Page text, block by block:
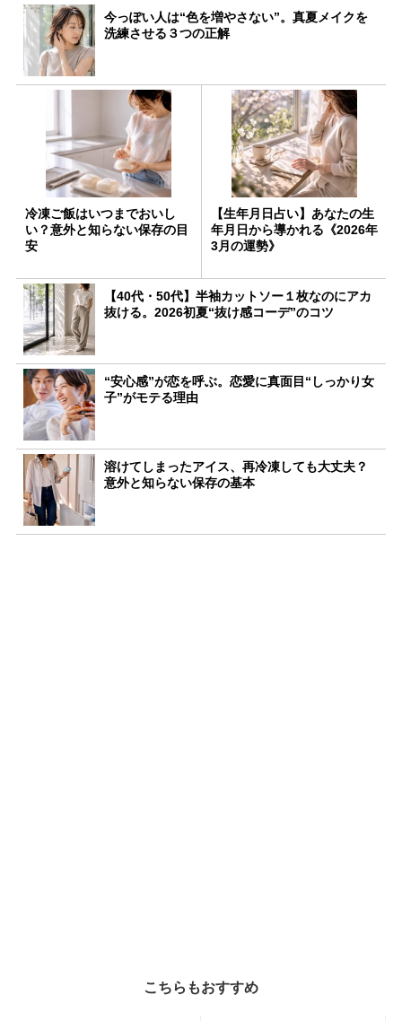
今っぽい人は“色を増やさない”。真夏メイクを
洗練させる３つの正解
冷凍ご飯はいつまでおいし
い？意外と知らない保存の目
安
【生年月日占い】あなたの生
年月日から導かれる《2026年
3月の運勢》
【40代・50代】半袖カットソー１枚なのにアカ
抜ける。2026初夏“抜け感コーデ”のコツ
“安心感”が恋を呼ぶ。恋愛に真面目“しっかり女
子”がモテる理由
溶けてしまったアイス、再冷凍しても大丈夫？
意外と知らない保存の基本
こちらもおすすめ